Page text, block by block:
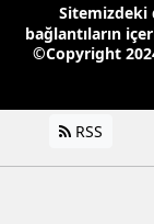
Sitemizdeki
bağlantıların
©Copyright
RSS